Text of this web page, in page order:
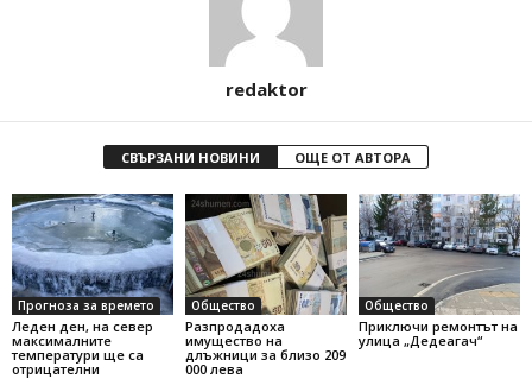
redaktor
СВЪРЗАНИ НОВИНИ ОЩЕ ОТ АВТОРА
Прогноза за времето
Леден ден, на север
максималните
температури ще са
отрицателни
Общество
Разпродадоха
имущество на
длъжници за близо 209
000 лева
Общество
Приключи ремонтът на
улица „Дедеагач“